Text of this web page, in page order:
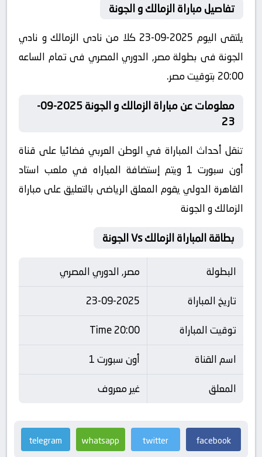
تفاصيل مباراة الزمالك و الجونة
يلتقى اليوم 2025-09-23 كلا من نادى الزمالك و نادي
الجونة فى بطولة مصر, الدوري المصري فى تمام الساعه
20:00 بتوقيت مصر.
معلومات عن مباراة الزمالك و الجونة 2025-09-
23
تنقل أحداث المباراة في الوطن العربي فضائيا على قناة
أون سبورت 1 ويتم إستضافة المباراه في ملعب استاد
القاهرة الدولي يقوم المعلق الرياضى بالتعليق على مباراة
الزمالك و الجونة
بطاقة المباراة الزمالك Vs الجونة
البطولة
مصر, الدوري المصري
تاريخ المباراة
23-09-2025
توقيت المباراة
20:00 Time
اسم القناة
أون سبورت 1
المعلق
غير معروف
facebook
twitter
whatsapp
telegram